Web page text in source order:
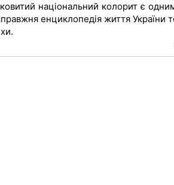
національний колорит є
енциклопедія життя України